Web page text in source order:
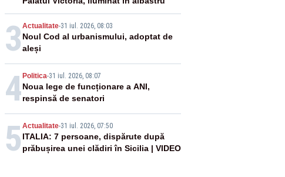
3 Actualitate-31 iul. 2026, 08:03
Noul Cod al urbanismului, adoptat de
aleși
4 Politica-31 iul. 2026, 08:07
Noua lege de funcționare a ANI,
respinsă de senatori
5 Actualitate-31 iul. 2026, 07:50
ITALIA: 7 persoane, dispărute după
prăbușirea unei clădiri în Sicilia | VIDEO